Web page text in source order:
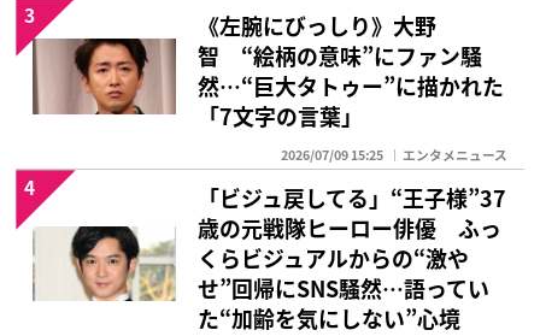
《左腕にびっしり》大野
智 “絵柄の意味”にファン騒
然…“巨大タトゥー”に描かれた
「7文字の言葉」
2026/07/09 15:25 エンタメニュース
3
「ビジュ戻してる」“王子様”37
歳の元戦隊ヒーロー俳優 ふっ
くらビジュアルからの“激や
せ”回帰にSNS騒然…語ってい
た“加齢を気にしない”心境
4